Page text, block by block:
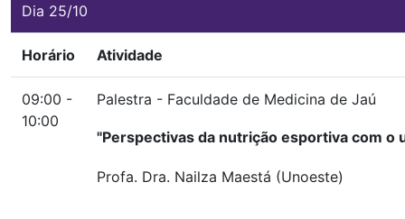
Dia 25/10
Horário Atividade
09:00 -
10:00
Palestra - Faculdade de Medicina de Jaú
"Perspectivas da nutrição esportiva com o
Profa. Dra. Nailza Maestá (Unoeste)